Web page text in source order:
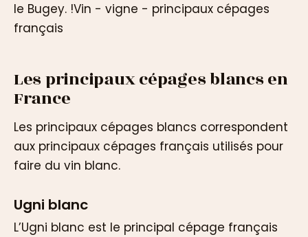
le Bugey. !Vin - vigne - principaux cépages
français
Les principaux cépages blancs en
France
Les principaux cépages blancs correspondent
aux principaux cépages français utilisés pour
faire du vin blanc.
Ugni blanc
L’Ugni blanc est le principal cépage français